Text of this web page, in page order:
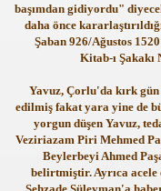
başımdan gidiyordu"
daha önce
Şaban 926/Ağustos
Kitab-ı Şakakı
Yavuz, Çorlu'da kırk
edilmiş fakat yara yine de
yorgun düşen Yavuz,
Veziriazam Piri Mehmed
Beylerbeyi Ahmed
belirtmiştir. Ayrıca